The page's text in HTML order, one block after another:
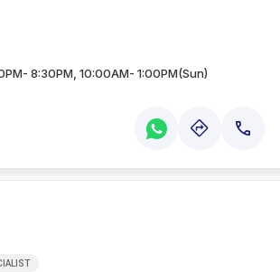
8:30PM, 10:00AM- 1:00PM(Sun)